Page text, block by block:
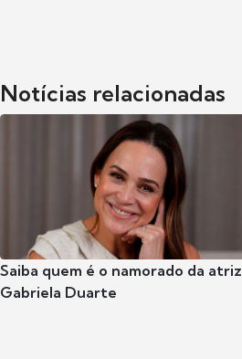
Notícias relacionadas
Saiba quem é o namorado da atriz
Gabriela Duarte